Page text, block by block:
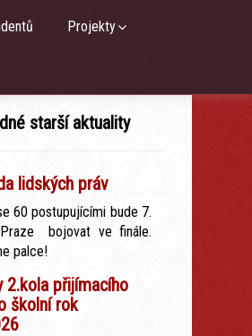
Projekty
starší aktuality
lidských práv
60 postupujícími bude 7.
bojovat ve finále.
palce!
2.kola přijímacího
školní rok